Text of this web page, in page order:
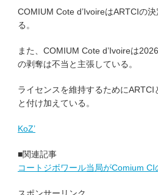
COMIUM Cote d’IvoireはARTCIの
る。
また、COMIUM Cote d’Ivoireは
の剥奪は不当と主張している。
ライセンスを維持するために
と付け加えている。
KoZ’
■関連記事
コートジボワール当局がComium